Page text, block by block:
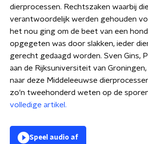
dierprocessen. Rechtszaken waarbij
verantwoordelijk werden gehouden
het nou ging om de beet van een
opgegeten was door slakken, ieder
gerecht gedaagd worden. Sven Gins,
aan de Rijksuniversiteit van
naar deze Middeleeuwse
zo'n tweehonderd weten op de
volledige artikel.
Speel audio af